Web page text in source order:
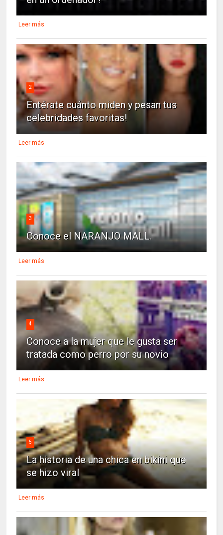
Leer más
2
Entérate cuánto miden y pesan tus
celebridades favoritas!
Leer más
3
Conoce el NARANJO MALL.
Leer más
4
Conoce a la mujer que le gusta ser
tratada como perro por su novio
Leer más
5
La historia de una chica en bikini que
se hizo viral
Leer más